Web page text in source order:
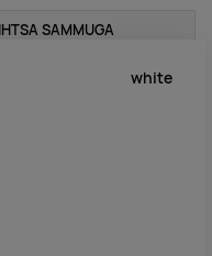
SAMMUGA
white